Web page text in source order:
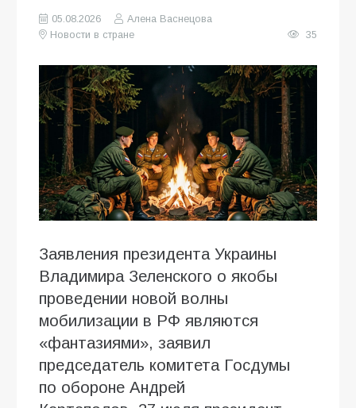
05.08.2026
Алена Васнецова
Новости в стране
35
Заявления президента Украины
Владимира Зеленского о якобы
проведении новой волны
мобилизации в РФ являются
«фантазиями», заявил
председатель комитета Госдумы
по обороне Андрей